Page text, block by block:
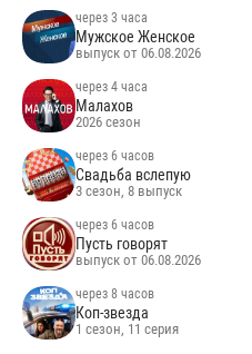
через 3 часа
Мужское Женское
выпуск от 06.08.2026
через 4 часа
Малахов
2026 сезон
через 6 часов
Свадьба вслепую
3 сезон, 8 выпуск
через 6 часов
Пусть говорят
выпуск от 06.08.2026
через 8 часов
Коп-звезда
1 сезон, 11 серия